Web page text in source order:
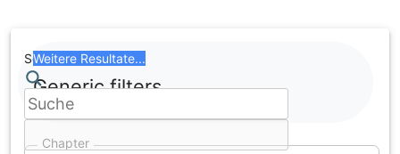
to
content
Chapter
Search
Weitere Resultate...
Generic filters